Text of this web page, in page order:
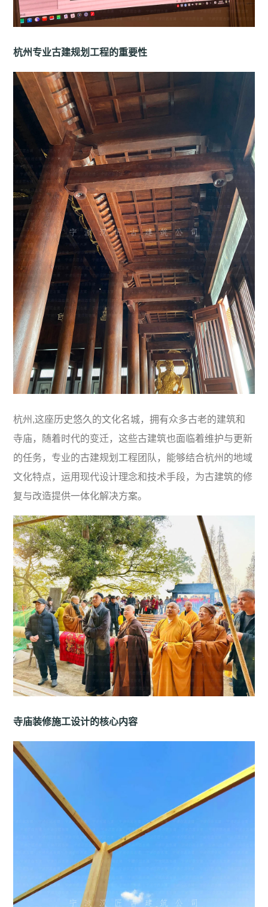
杭州专业古建规划工程的重要性
杭州,这座历史悠久的文化名城，拥有众多古老的建筑和
寺庙，随着时代的变迁，这些古建筑也面临着维护与更新
的任务，专业的古建规划工程团队，能够结合杭州的地域
文化特点，运用现代设计理念和技术手段，为古建筑的修
复与改造提供一体化解决方案。
寺庙装修施工设计的核心内容